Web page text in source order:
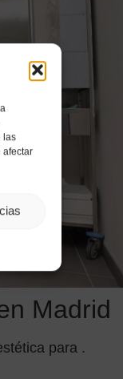
las
afectar
Madrid
para .